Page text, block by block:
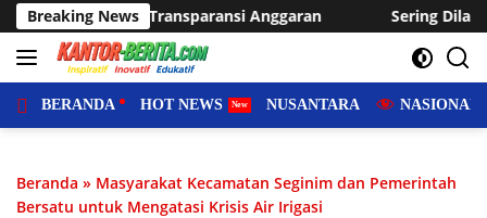
Langsung
ke
konten
Breaking NewsSering Dilanda Genangan, Desa Sukaraja Usulkan
BERANDA HOT NEWS NUSANTARA NASIONAL
Beranda » Masyarakat Kecamatan Seginim dan Pemerintah
Bersatu untuk Mengatasi Krisis Air Irigasi